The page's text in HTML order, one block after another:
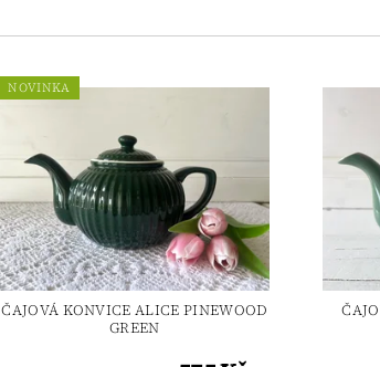
NOVINKA
ČAJOVÁ KONVICE ALICE PINEWOOD
GREEN